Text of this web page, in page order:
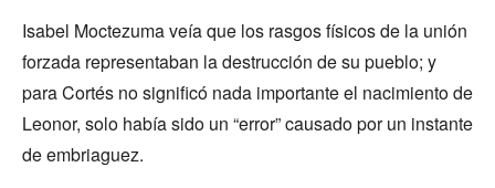
Isabel Moctezuma veía que los rasgos físicos de la unión
forzada representaban la destrucción de su pueblo; y
para Cortés no significó nada importante el nacimiento de
Leonor, solo había sido un “error” causado por un instante
de embriaguez.